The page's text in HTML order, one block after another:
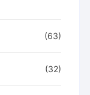
(63)
(32)